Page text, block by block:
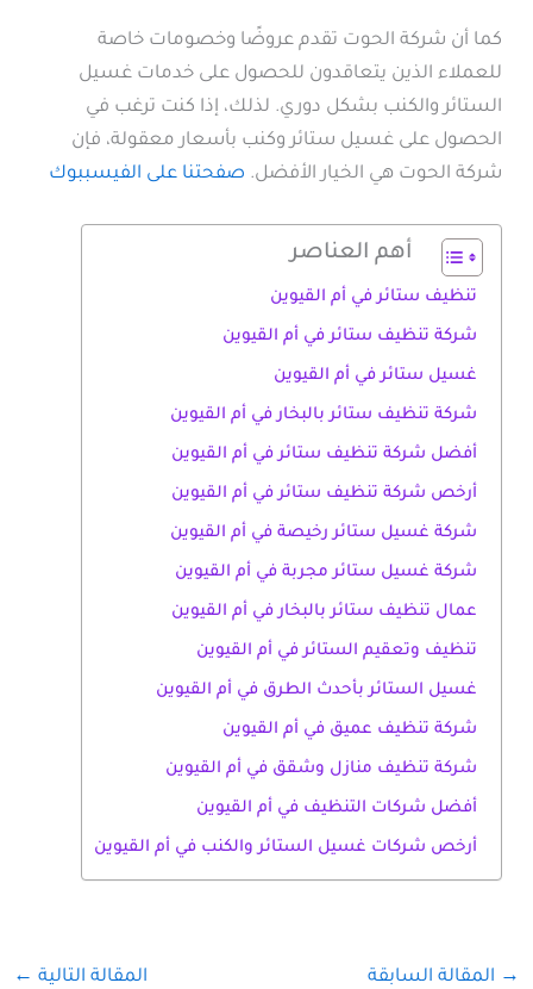
كما أن شركة الحوت تقدم عروضًا وخصومات خاصة
للعملاء الذين يتعاقدون للحصول على خدمات غسيل
الستائر والكنب بشكل دوري. لذلك، إذا كنت ترغب في
الحصول على غسيل ستائر وكنب بأسعار معقولة، فإن
شركة الحوت هي الخيار الأفضل. صفحتنا على الفيسببوك
أهم العناصر
تنظيف ستائر في أم القيوين
شركة تنظيف ستائر في أم القيوين
غسيل ستائر في أم القيوين
شركة تنظيف ستائر بالبخار في أم القيوين
أفضل شركة تنظيف ستائر في أم القيوين
أرخص شركة تنظيف ستائر في أم القيوين
شركة غسيل ستائر رخيصة في أم القيوين
شركة غسيل ستائر مجربة في أم القيوين
عمال تنظيف ستائر بالبخار في أم القيوين
تنظيف وتعقيم الستائر في أم القيوين
غسيل الستائر بأحدث الطرق في أم القيوين
شركة تنظيف عميق في أم القيوين
شركة تنظيف منازل وشقق في أم القيوين
أفضل شركات التنظيف في أم القيوين
أرخص شركات غسيل الستائر والكنب في أم القيوين
→ المقالة السابقة المقالة التالية ←